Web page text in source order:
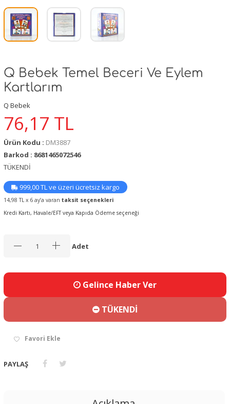
Q Bebek Temel Beceri Ve Eylem
Kartlarım
Q Bebek
76,17 TL
Ürün Kodu : DM3887
Barkod : 8681465072546
TÜKENDİ
999,00 TL ve üzeri ücretsiz kargo
14,98 TL x 6 ay’a varan taksit seçenekleri
Kredi Kartı, Havale/EFT veya Kapıda Ödeme seçeneği
Adet
Gelince Haber Ver
TÜKENDİ
Favori Ekle
PAYLAŞ